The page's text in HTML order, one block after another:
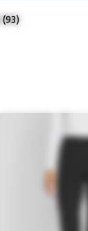
(93)